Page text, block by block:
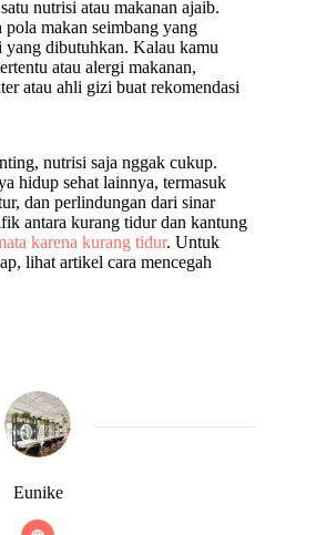
nutrisi atau makanan ajaib.
pola makan seimbang yang
yang dibutuhkan. Kalau kamu
atau alergi makanan,
atau ahli gizi buat rekomendasi
nutrisi saja nggak cukup.
hidup sehat lainnya, termasuk
dan perlindungan dari sinar
antara kurang tidur dan kantung
karena kurang tidur. Untuk
lihat artikel cara mencegah
Eunike